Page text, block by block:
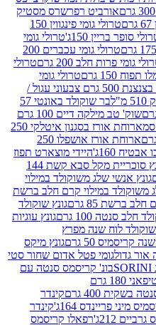
רפרשרס מסטיק
טרולי גומי פינגווין 150
טרולי גומי
טרולי גומי עכברים 200
200 גרם
טרולי
טרולי גומי
קישוטי עוגה בצנצנת 500 גרם צבעוני עגול /
בר שוקולד באונטי 57
שוק' טב מילקה דיים 100 גרם
ארוחת אורז בסגנון איטלקי 250
ארוחת אורז אושפלו 250
היידי מוצארט תפוז
גונץ סוכריית מקל סבא קשת 144
משוקולד במילוי
קרם חלב ברשת
גונץ שוקולד
גונץ עוגיות
שנה מפרץ
גונץ מיקס
פטל אדום שחור סטי
קריסמס סנטה עם
טיפאני 180 גרם
קינדר
164ג'
קינדר
רפאלו קריסמס